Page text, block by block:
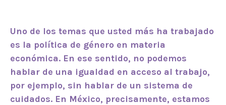
Uno de los temas que usted más ha trabajado
es la política de género en materia
económica. En ese sentido, no podemos
hablar de una igualdad en acceso al trabajo,
por ejemplo, sin hablar de un sistema de
cuidados. En México, precisamente, estamos